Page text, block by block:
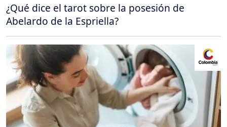
¿Qué dice el tarot sobre la posesión de
Abelardo de la Espriella?